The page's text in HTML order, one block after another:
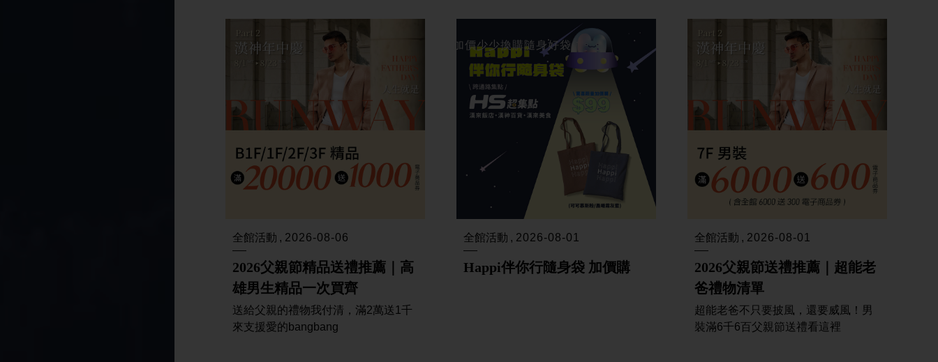
全館活動 2026-08-06
2026父親節精品送禮推薦｜高
雄男生精品一次買齊
送給父親的禮物我付清，滿2萬送1千
來支援愛的bangbang
加價少少換購隨身好袋
全館活動 2026-08-01
Happi伴你行隨身袋 加價購
全館活動 2026-08-01
2026父親節送禮推薦｜超能老
爸禮物清單
超能老爸不只要披風，還要威風！男
裝滿6千6百父親節送禮看這裡